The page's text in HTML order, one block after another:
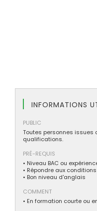
INFORMATIONS
PUBLIC
Toutes personnes issues
qualifications.
PRÉ-REQUIS
• Niveau BAC ou
• Répondre aux
• Bon niveau d'anglais
COMMENT
• En formation courte ou